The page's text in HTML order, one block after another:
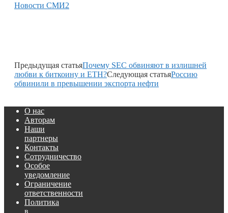
Новости СМИ2
Предыдущая статьяПочему SEC обвиняют в излишней
любви к биткоину и ETH?Следующая статьяРоссию
обвинили в превышении экспорта нефти
О нас
Авторам
Наши
партнеры
Контакты
Сотрудничество
Особое
уведомление
Ограничение
ответственности
Политика
в